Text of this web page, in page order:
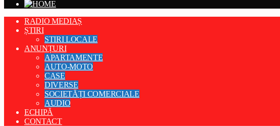
RADIO MEDIAȘ
ȘTIRI
STIRI LOCALE
ANUNȚURI
APARTAMENTE
AUTO-MOTO
CASE
DIVERSE
SOCIETĂȚI COMERCIALE
AUDIO
ECHIPĂ
CONTACT